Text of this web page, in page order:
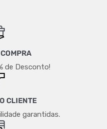
de Desconto!
CLIENTE
garantidas.